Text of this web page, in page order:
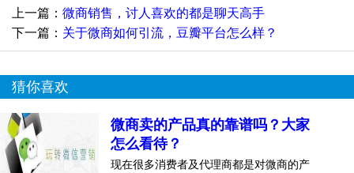
上一篇： 微商销售，讨人喜欢的都是聊天高手
下一篇： 关于微商如何引流，豆瓣平台怎么样？
猜你喜欢
微商卖的产品真的靠谱吗？大家
怎么看待？
现在很多消费者及代理商都是对微商的产